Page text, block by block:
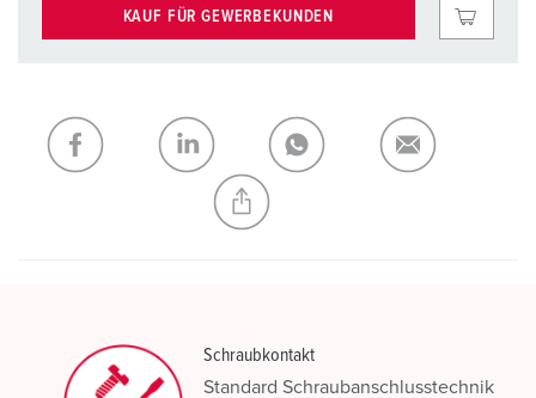
KAUF FÜR GEWERBEKUNDEN
Schraubkontakt
Standard Schraubanschlusstechnik